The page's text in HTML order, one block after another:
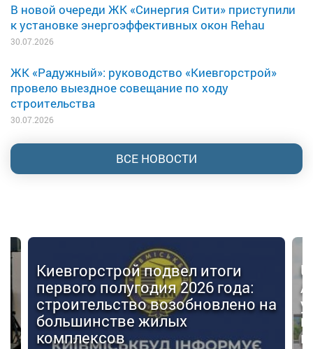
В новой очереди ЖК «Синергия Сити» приступили
к установке энергоэффективных окон Rehau
30.07.2026
ЖК «Радужный»: руководство «Киевгорстрой»
провело выездное совещание по ходу
строительства
30.07.2026
ВСЕ НОВОСТИ
Киевгорстрой подвел итоги
первого полугодия 2026 года:
строительство возобновлено на
большинстве жилых
комплексов